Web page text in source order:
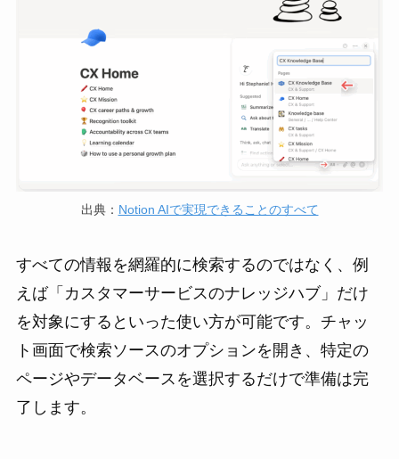
出典： Notion AIで実現できることのすべて
すべての情報を網羅的に検索するのではなく、例
えば「カスタマーサービスのナレッジハブ」だけ
を対象にするといった使い方が可能です。チャッ
ト画面で検索ソースのオプションを開き、特定の
ページやデータベースを選択するだけで準備は完
了します。